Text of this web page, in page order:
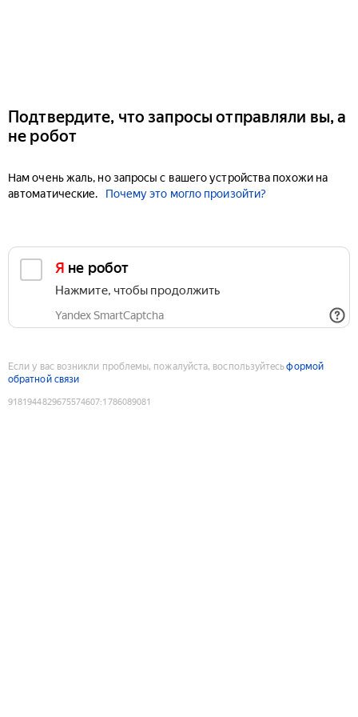
Подтвердите, что запросы отправляли вы, а
не робот
Нам очень жаль, но запросы с вашего устройства похожи на
автоматические.
Почему это могло произойти?
Я не робот
Нажмите, чтобы продолжить
Yandex SmartCaptcha
Если у вас возникли проблемы, пожалуйста, воспользуйтесьформой
обратной связи
9181944829675574607:1786089081